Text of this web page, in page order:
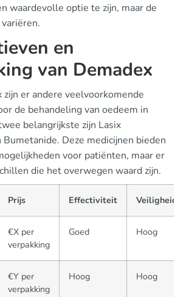
waardevolle optie te zijn, maar de
en
van Demadex
zijn er andere veelvoorkomende
de behandeling van oedeem in
belangrijkste zijn Lasix
Deze medicijnen bieden
voor patiënten, maar er
die het overwegen waard zijn.
Prijs Effectiviteit Veiligheid
€X per
verpakking
Goed Hoog
€Y per
verpakking
Hoog Hoog